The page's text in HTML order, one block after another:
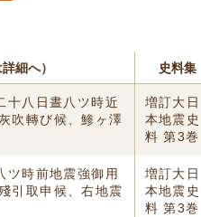
細へ） 史料集
十八日晝八ツ時近
吹轉び候、鯵ヶ澤
増訂大日
本地震史
料 第3巻
ツ時前地震強御用
引取申候、右地震
増訂大日
本地震史
料 第3巻